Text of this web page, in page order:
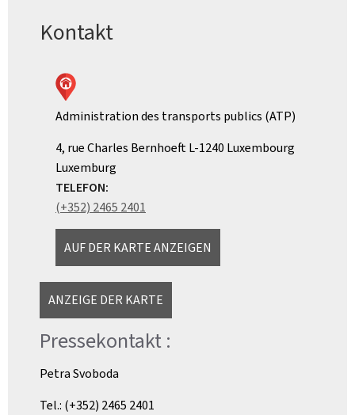
Kontakt
Administration des transports publics (ATP)
ADRESSE:
4, rue Charles BernhoeftL-1240 Luxembourg
Luxemburg
TELEFON:
(+352) 2465 2401
AUF DER KARTE ANZEIGEN
ANZEIGE DER KARTE
Pressekontakt :
Petra Svoboda
Tel.: (+352) 2465 2401